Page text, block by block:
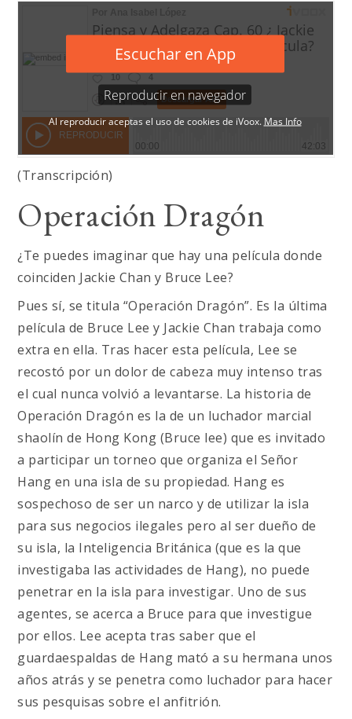
(Transcripción)
Operación Dragón
¿Te puedes imaginar que hay una película donde
coinciden Jackie Chan y Bruce Lee?
Pues sí, se titula “Operación Dragón”. Es la última
película de Bruce Lee y Jackie Chan trabaja como
extra en ella. Tras hacer esta película, Lee se
recostó por un dolor de cabeza muy intenso tras
el cual nunca volvió a levantarse. La historia de
Operación Dragón es la de un luchador marcial
shaolín de Hong Kong (Bruce lee) que es invitado
a participar un torneo que organiza el Señor
Hang en una isla de su propiedad. Hang es
sospechoso de ser un narco y de utilizar la isla
para sus negocios ilegales pero al ser dueño de
su isla, la Inteligencia Británica (que es la que
investigaba las actividades de Hang), no puede
penetrar en la isla para investigar. Uno de sus
agentes, se acerca a Bruce para que investigue
por ellos. Lee acepta tras saber que el
guardaespaldas de Hang mató a su hermana unos
años atrás y se penetra como luchador para hacer
sus pesquisas sobre el anfitrión.